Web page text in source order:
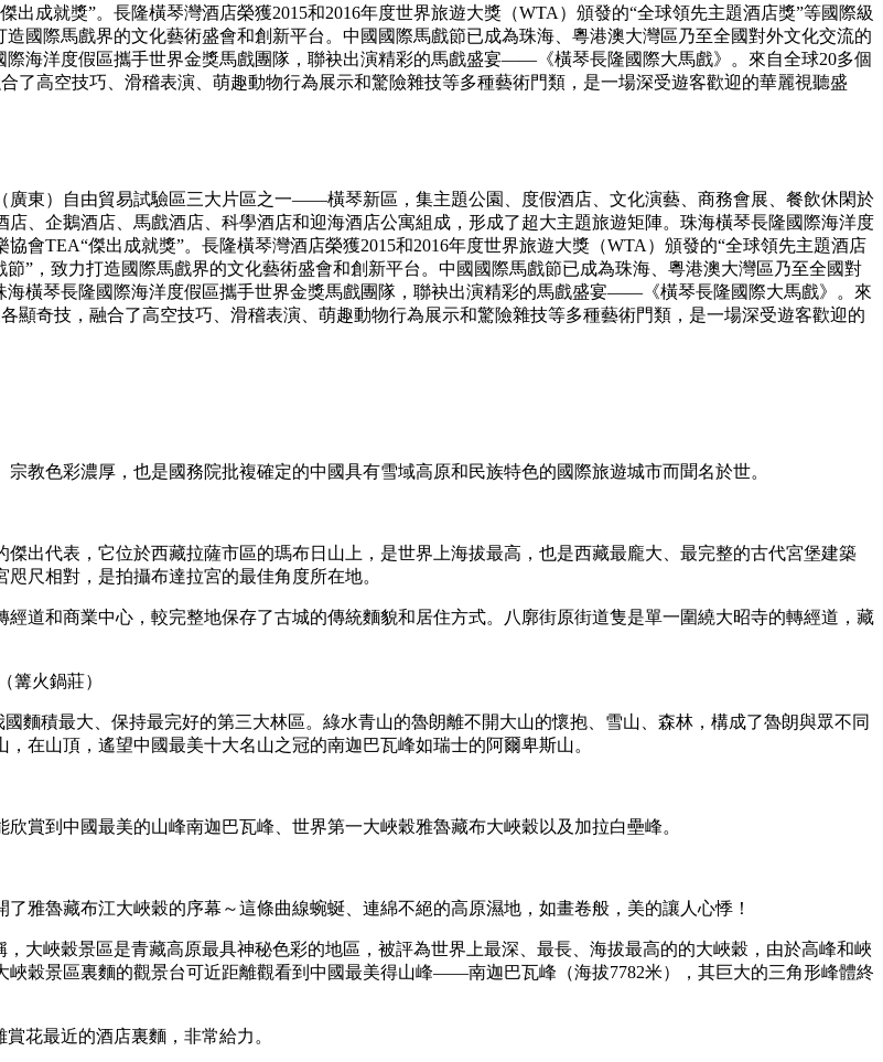
成就獎”。長隆橫琴灣酒店榮獲2015和2016年度世界旅遊大獎（WTA）頒發的“全球領先主題酒店獎”等國際級
國際馬戲界的文化藝術盛會和創新平台。中國國際馬戲節已成為珠海、粵港澳大灣區乃至全國對外文化交流的
海洋度假區攜手世界金獎馬戲團隊，聯袂出演精彩的馬戲盛宴——《橫琴長隆國際大馬戲》。來自全球20多個
了高空技巧、滑稽表演、萌趣動物行為展示和驚險雜技等多種藝術門類，是一場深受遊客歡迎的華麗視聽盛
東）自由貿易試驗區三大片區之一——橫琴新區，集主題公園、度假酒店、文化演藝、商務會展、餐飲休閑於
、企鵝酒店、馬戲酒店、科學酒店和迎海酒店公寓組成，形成了超大主題旅遊矩陣。珠海橫琴長隆國際海洋度
會TEA“傑出成就獎”。長隆橫琴灣酒店榮獲2015和2016年度世界旅遊大獎（WTA）頒發的“全球領先主題酒店
”，致力打造國際馬戲界的文化藝術盛會和創新平台。中國國際馬戲節已成為珠海、粵港澳大灣區乃至全國對
橫琴長隆國際海洋度假區攜手世界金獎馬戲團隊，聯袂出演精彩的馬戲盛宴——《橫琴長隆國際大馬戲》。來
顯奇技，融合了高空技巧、滑稽表演、萌趣動物行為展示和驚險雜技等多種藝術門類，是一場深受遊客歡迎的
教色彩濃厚，也是國務院批複確定的中國具有雪域高原和民族特色的國際旅遊城市而聞名於世。
出代表，它位於西藏拉薩市區的瑪布日山上，是世界上海拔最高，也是西藏最龐大、最完整的古代宮堡建築
尺相對，是拍攝布達拉宮的最佳角度所在地。
道和商業中心，較完整地保存了古城的傳統麵貌和居住方式。八廓街原街道隻是單一圍繞大昭寺的轉經道，藏
篝火鍋莊）
麵積最大、保持最完好的第三大林區。綠水青山的魯朗離不開大山的懷抱、雪山、森林，構成了魯朗與眾不同
在山頂，遙望中國最美十大名山之冠的南迦巴瓦峰如瑞士的阿爾卑斯山。
賞到中國最美的山峰南迦巴瓦峰、世界第一大峽穀雅魯藏布大峽穀以及加拉白壘峰。
雅魯藏布江大峽穀的序幕～這條曲線蜿蜒、連綿不絕的高原濕地，如畫卷般，美的讓人心悸！
大峽穀景區是青藏高原最具神秘色彩的地區，被評為世界上最深、最長、海拔最高的的大峽穀，由於高峰和峽
穀景區裏麵的觀景台可近距離觀看到中國最美得山峰——南迦巴瓦峰（海拔7782米），其巨大的三角形峰體終
花最近的酒店裏麵，非常給力。